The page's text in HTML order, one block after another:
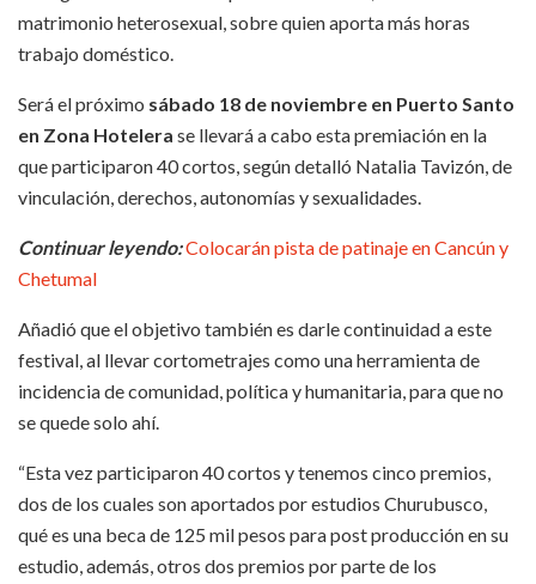
matrimonio heterosexual, sobre quien aporta más horas
trabajo doméstico.
Será el próximo sábado 18 de noviembre en Puerto Santo
en Zona Hotelera se llevará a cabo esta premiación en la
que participaron 40 cortos, según detalló Natalia Tavizón, de
vinculación, derechos, autonomías y sexualidades.
Continuar leyendo:Colocarán pista de patinaje en Cancún y
Chetumal
Añadió que el objetivo también es darle continuidad a este
festival, al llevar cortometrajes como una herramienta de
incidencia de comunidad, política y humanitaria, para que no
se quede solo ahí.
“Esta vez participaron 40 cortos y tenemos cinco premios,
dos de los cuales son aportados por estudios Churubusco,
qué es una beca de 125 mil pesos para post producción en su
estudio, además, otros dos premios por parte de los